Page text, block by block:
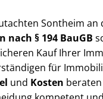
Sontheim an
§ 194 BauGB
Kauf Ihrer
für
und Kosten